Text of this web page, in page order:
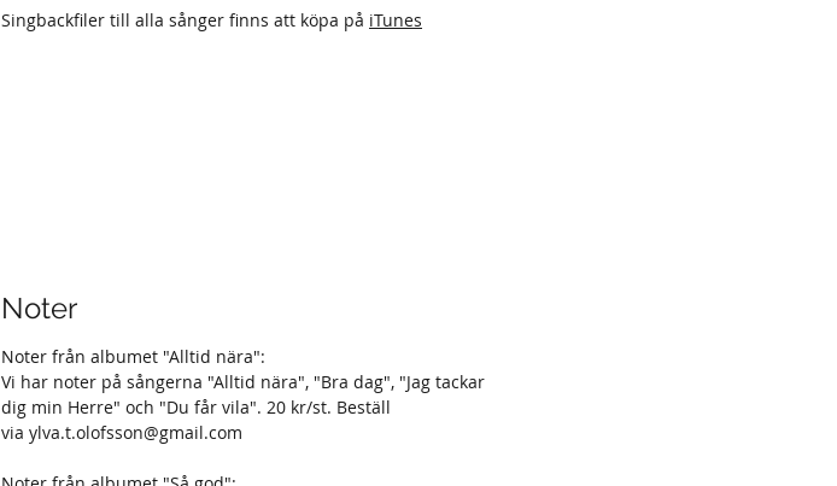
Singbackfiler till alla sånger finns att köpa på iTunes
Noter
Noter från albumet "Alltid nära":
Vi har noter på sångerna "Alltid nära", "Bra dag", "Jag tackar
dig min Herre" och "Du får vila". 20 kr/st. Beställ
via ylva.t.olofsson@gmail.com